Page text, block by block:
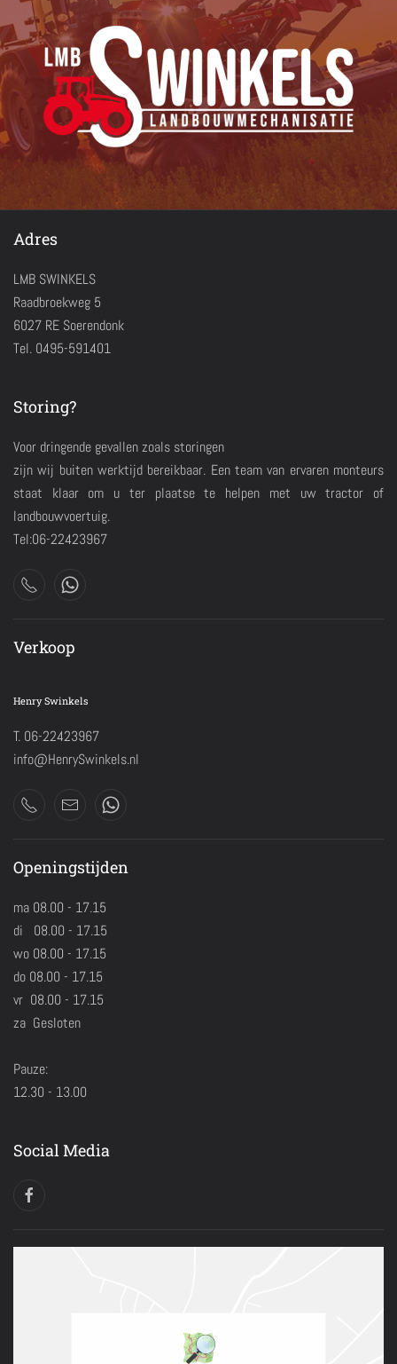
Adres
LMB SWINKELS
Raadbroekweg 5
6027 RE Soerendonk
Tel. 0495-591401
Storing?
Voor dringende gevallen zoals storingen
zijn wij buiten werktijd bereikbaar. Een team van ervaren monteurs
staat klaar om u ter plaatse te helpen met uw tractor of
landbouwvoertuig.
Tel:06-22423967
Verkoop
Henry Swinkels
T. 06-22423967
info@HenrySwinkels.nl
Openingstijden
ma 08.00 - 17.15
di 08.00 - 17.15
wo 08.00 - 17.15
do 08.00 - 17.15
vr 08.00 - 17.15
za Gesloten
Pauze:
12.30 - 13.00
Social Media